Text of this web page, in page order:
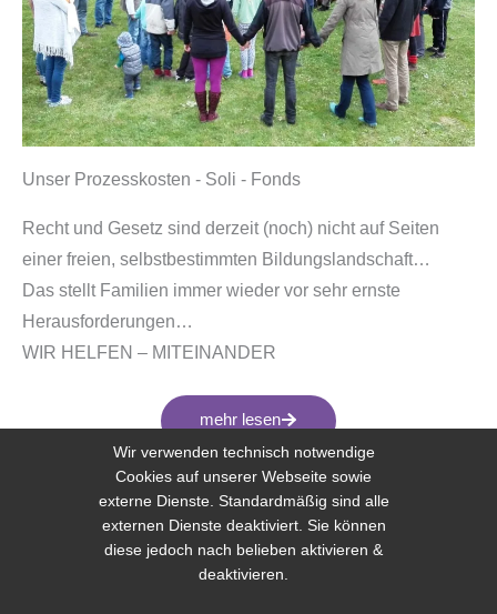
Unser Prozesskosten - Soli - Fonds
Recht und Gesetz sind derzeit (noch) nicht auf Seiten
einer freien, selbstbestimmten Bildungslandschaft…
Das stellt Familien immer wieder vor sehr ernste
Herausforderungen…
WIR HELFEN – MITEINANDER
mehr lesen
Wir verwenden technisch notwendige
Cookies auf unserer Webseite sowie
externe Dienste. Standardmäßig sind alle
externen Dienste deaktiviert. Sie können
diese jedoch nach belieben aktivieren &
deaktivieren.